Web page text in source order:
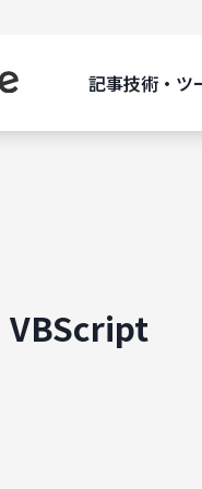
記事技術・ツ
VBScript